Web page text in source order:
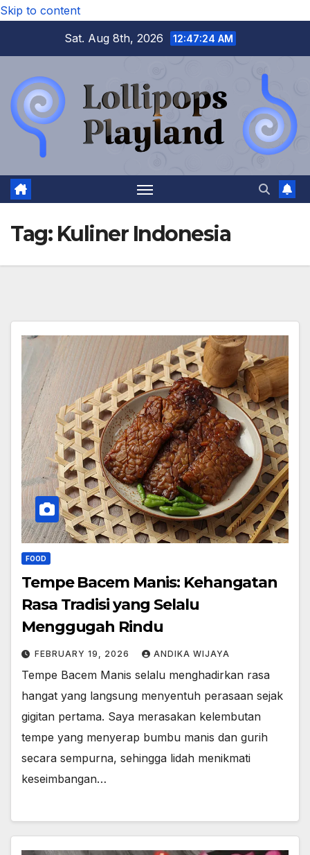
Skip to content
Sat. Aug 8th, 2026
12:47:26 AM
Tag: Kuliner Indonesia
FOOD
Tempe Bacem Manis: Kehangatan
Rasa Tradisi yang Selalu
Menggugah Rindu
FEBRUARY 19, 2026 ANDIKA WIJAYA
Tempe Bacem Manis selalu menghadirkan rasa
hangat yang langsung menyentuh perasaan sejak
gigitan pertama. Saya merasakan kelembutan
tempe yang menyerap bumbu manis dan gurih
secara sempurna, sehingga lidah menikmati
keseimbangan…